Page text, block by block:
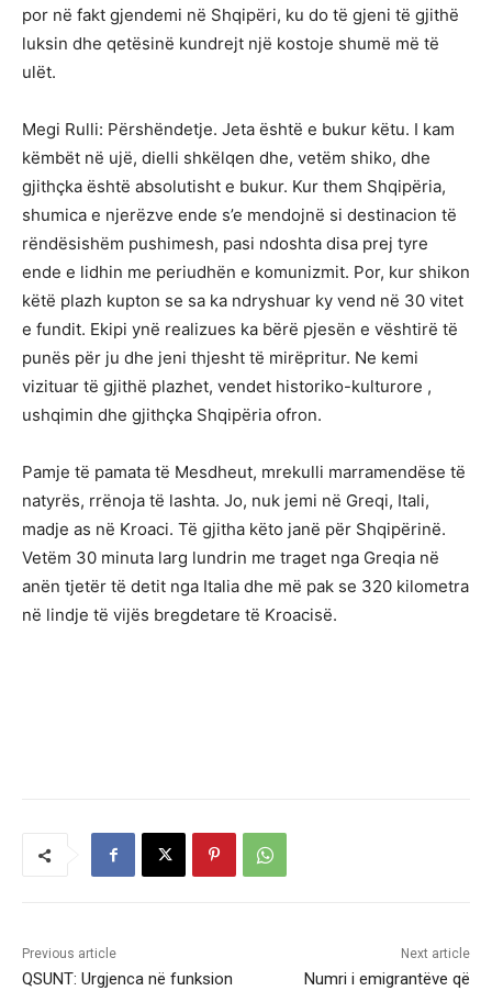
por në fakt gjendemi në Shqipëri, ku do të gjeni të gjithë
luksin dhe qetësinë kundrejt një kostoje shumë më të
ulët.
Megi Rulli: Përshëndetje. Jeta është e bukur këtu. I kam
këmbët në ujë, dielli shkëlqen dhe, vetëm shiko, dhe
gjithçka është absolutisht e bukur. Kur them Shqipëria,
shumica e njerëzve ende s’e mendojnë si destinacion të
rëndësishëm pushimesh, pasi ndoshta disa prej tyre
ende e lidhin me periudhën e komunizmit. Por, kur shikon
këtë plazh kupton se sa ka ndryshuar ky vend në 30 vitet
e fundit. Ekipi ynë realizues ka bërë pjesën e vështirë të
punës për ju dhe jeni thjesht të mirëpritur. Ne kemi
vizituar të gjithë plazhet, vendet historiko-kulturore ,
ushqimin dhe gjithçka Shqipëria ofron.
Pamje të pamata të Mesdheut, mrekulli marramendëse të
natyrës, rrënoja të lashta. Jo, nuk jemi në Greqi, Itali,
madje as në Kroaci. Të gjitha këto janë për Shqipërinë.
Vetëm 30 minuta larg lundrin me traget nga Greqia në
anën tjetër të detit nga Italia dhe më pak se 320 kilometra
në lindje të vijës bregdetare të Kroacisë.
Previous article
QSUNT: Urgjenca në funksion
Next article
Numri i emigrantëve që